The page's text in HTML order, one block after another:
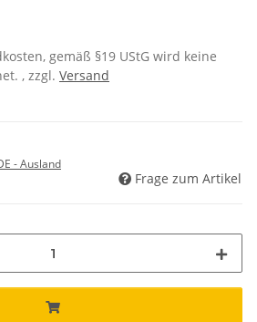
gemäß §19 UStG wird keine
, zzgl. Versand
- Ausland
Frage zum Artikel